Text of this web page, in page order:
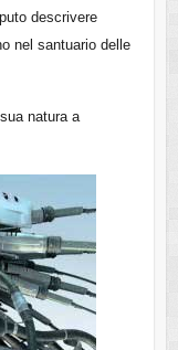
descrivere
nel santuario delle
natura a